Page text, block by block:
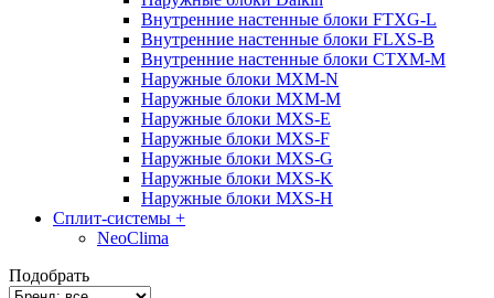
Внутренние настенные блоки FTXG-L
Внутренние настенные блоки FLXS-B
Внутренние настенные блоки CTXM-M
Наружные блоки MXM-N
Наружные блоки MXM-M
Наружные блоки MXS-E
Наружные блоки MXS-F
Наружные блоки MXS-G
Наружные блоки MXS-K
Наружные блоки MXS-H
Сплит-системы +
NeoClima
Подобрать